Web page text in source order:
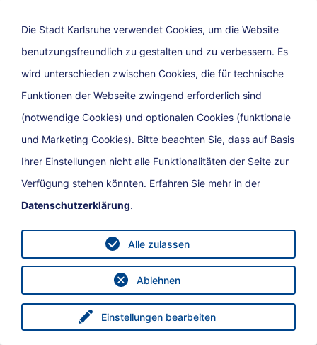
Menü eService Suche
Kundenportal
Drucken
Teilen
15. Dezember 2025, Stadt Karlsruhe
Die Stadt Karlsruhe verwendet Cookies, um die Website
benutzungsfreundlich zu gestalten und zu verbessern. Es
wird unterschieden zwischen Cookies, die für technische
Funktionen der Webseite zwingend erforderlich sind
(notwendige Cookies) und optionalen Cookies (funktionale
und Marketing Cookies). Bitte beachten Sie, dass auf Basis
Ihrer Einstellungen nicht alle Funktionalitäten der Seite zur
Verfügung stehen könnten. Erfahren Sie mehr in der
Datenschutzerklärung.
Einstellungen bearbeiten
Ablehnen
Alle zulassen